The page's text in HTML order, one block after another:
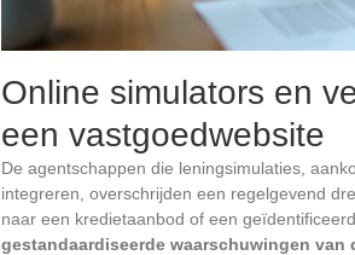
Online simulators en
een vastgoedwebsite
De agentschappen die leningsimulaties,
integreren, overschrijden een regelgevend
naar een kredietaanbod of een
gestandaardiseerde waarschuwingen van